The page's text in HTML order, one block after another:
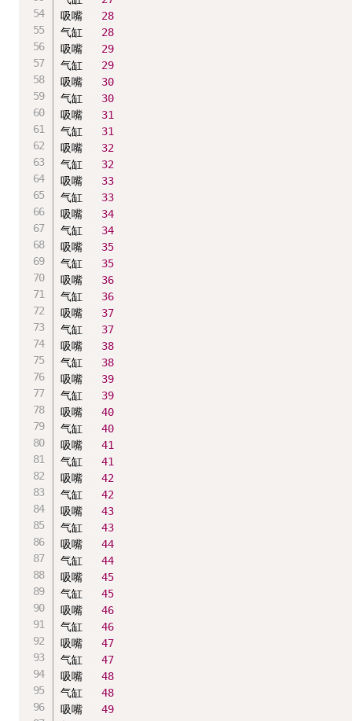
吸嘴 28
气缸 28
吸嘴 29
气缸 29
吸嘴 30
气缸 30
吸嘴 31
气缸 31
吸嘴 32
气缸 32
吸嘴 33
气缸 33
吸嘴 34
气缸 34
吸嘴 35
气缸 35
吸嘴 36
气缸 36
吸嘴 37
气缸 37
吸嘴 38
气缸 38
吸嘴 39
气缸 39
吸嘴 40
气缸 40
吸嘴 41
气缸 41
吸嘴 42
气缸 42
吸嘴 43
气缸 43
吸嘴 44
气缸 44
吸嘴 45
气缸 45
吸嘴 46
气缸 46
吸嘴 47
气缸 47
吸嘴 48
气缸 48
吸嘴 49